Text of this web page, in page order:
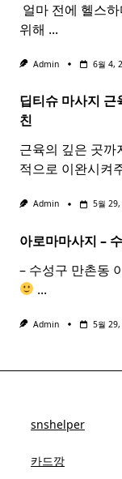
얼마 전에 헬스
위해 ...
Admin 6월 4,
딥티슈 마사지
친
근육의 깊은 곳
적으로 이완시켜
Admin 5월
아로마마사지 –
– 수성구 만촌동
...
Admin 5월
snshelper
카드깡